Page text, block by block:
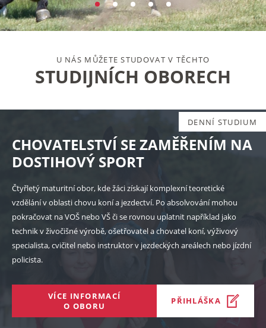
U NÁS MŮŽETE STUDOVAT V TĚCHTO
STUDIJNÍCH OBORECH
CHOVATELSTVÍ SE ZAMĚŘENÍM NA
DOSTIHOVÝ SPORT
Čtyřletý maturitní obor, kde žáci získají komplexní teoretické
vzdělání v oblasti chovu koní a jezdectví. Po absolvování mohou
pokračovat na VOŠ nebo VŠ či se rovnou uplatnit například jako
technik v živočišné výrobě, ošetřovatel a chovatel koní, výživový
specialista, cvičitel nebo instruktor v jezdeckých areálech nebo jízdní
policista.
VÍCE INFORMACÍ
O OBORU
PŘIHLÁŠKA
DENNÍ STUDIUM